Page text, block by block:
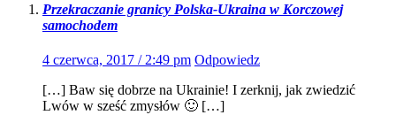
Przekraczanie granicy Polska-Ukraina w Korczowej
samochodem
4 czerwca, 2017 / 2:49 pm Odpowiedz
[…] Baw się dobrze na Ukrainie! I zerknij, jak zwiedzić
Lwów w sześć zmysłów 🙂 […]